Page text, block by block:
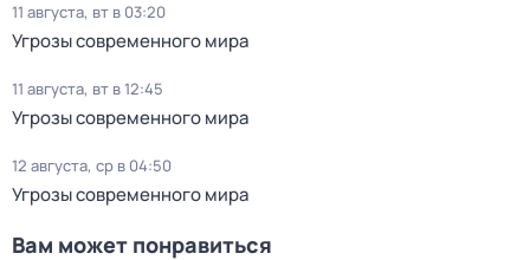
11 августа, вт в 03:20
Угрозы современного мира
11 августа, вт в 12:45
Угрозы современного мира
12 августа, ср в 04:50
Угрозы современного мира
Вам может понравиться